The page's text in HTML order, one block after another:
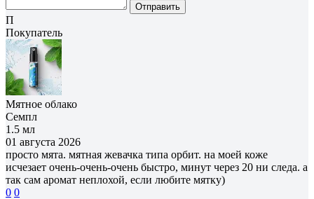
Отправить
П
Покупатель
Мятное облако
Семпл
1.5 мл
01 августа 2026
просто мята. мятная жевачка типа орбит. на моей коже
исчезает очень-очень-очень быстро, минут через 20 ни следа. а
так сам аромат неплохой, если любите мятку)
0 0